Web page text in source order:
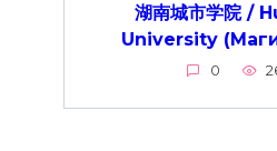
湖南城市学院 /
University
0